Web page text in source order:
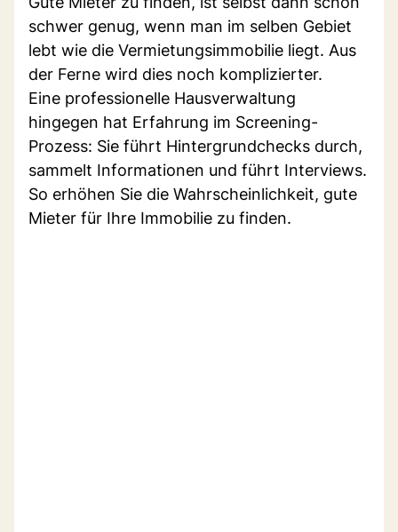
schwer genug, wenn man im selben Gebiet
lebt wie die Vermietungsimmobilie liegt. Aus
der Ferne wird dies noch komplizierter.
Eine professionelle Hausverwaltung
hingegen hat Erfahrung im Screening-
Prozess: Sie führt Hintergrundchecks durch,
sammelt Informationen und führt Interviews.
So erhöhen Sie die Wahrscheinlichkeit, gute
Mieter für Ihre Immobilie zu finden.